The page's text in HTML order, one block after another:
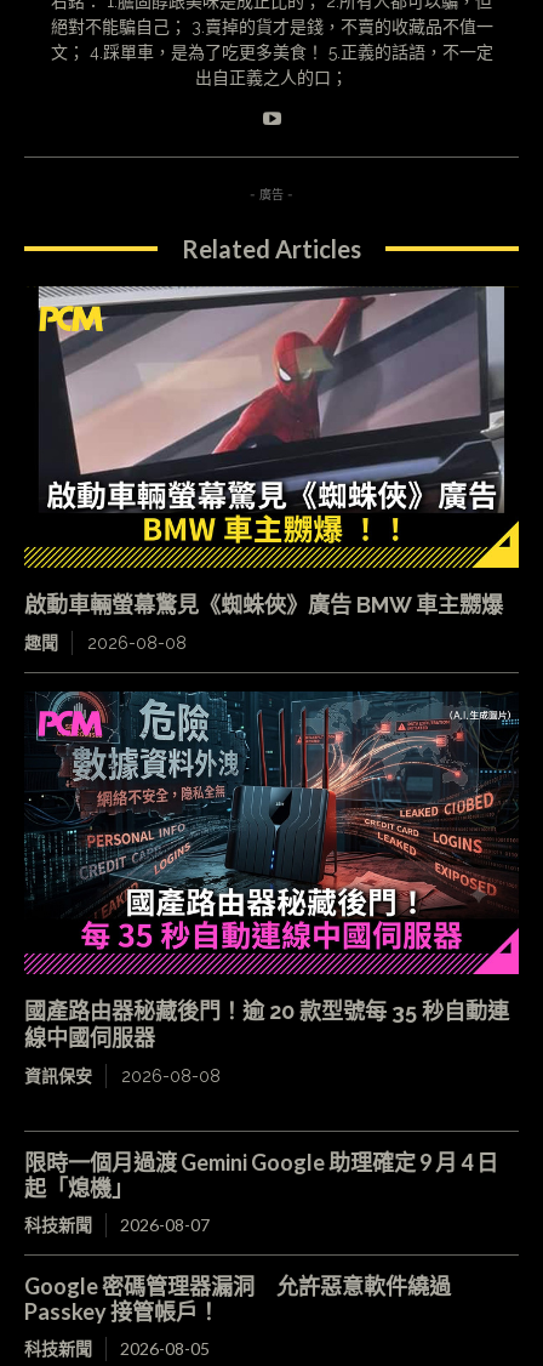
絕對不能騙自己； 3.賣掉的貨才是錢，不賣的收藏品不值一
文； 4.踩單車，是為了吃更多美食！ 5.正義的話語，不一定
出自正義之人的口；
- 廣告 -
Related Articles
啟動車輛螢幕驚見《蜘蛛俠》廣告 BMW 車主嬲爆
趣聞 2026-08-08
國產路由器秘藏後門！逾 20 款型號每 35 秒自動連
線中國伺服器
資訊保安 2026-08-08
限時一個月過渡 Gemini Google 助理確定 9 月 4 日
起「熄機」
科技新聞 2026-08-07
Google 密碼管理器漏洞 允許惡意軟件繞過
Passkey 接管帳戶！
科技新聞 2026-08-05